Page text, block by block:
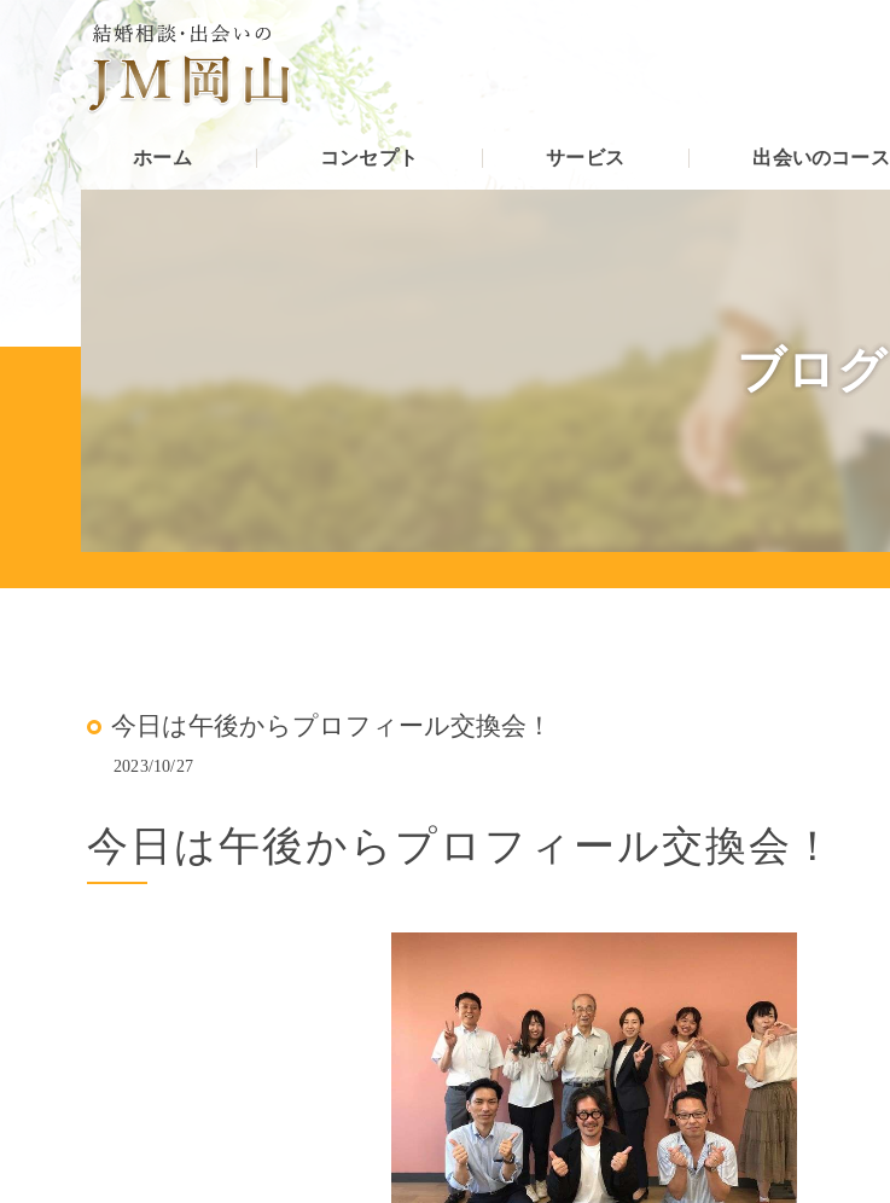
ホーム コンセプト サービス 出会いのコース
ブログ
今日は午後からプロフィール交換会！
2023/10/27
今日は午後からプロフィール交換会！